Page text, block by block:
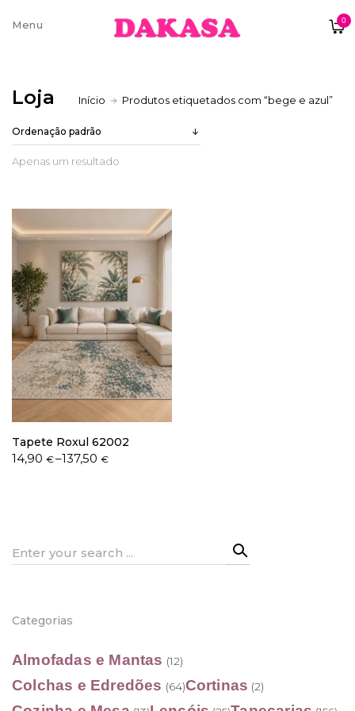
0
Sobre nós
Trocas e Devoluções
Termos e condições
Loja Início Produtos etiquetados com “bege e azul”
Apenas um resultado
Tapete Roxul 62002
14,90 €–137,50€
Price
Search
Categorias
Almofadas e Mantas (12)
Colchas e Edredões (64)Cortinas (2)